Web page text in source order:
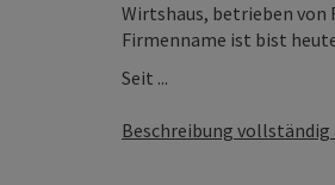
Wirtshaus, betrieben von
Firmenname ist bist
Seit ...
Beschreibung vollständig